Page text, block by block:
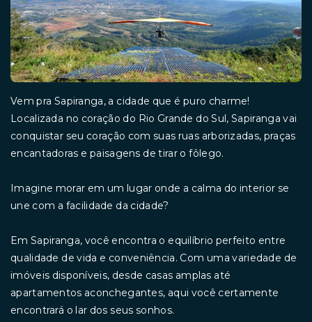
Vem pra Sapiranga, a cidade que é puro charme!
Localizada no coração do Rio Grande do Sul, Sapiranga vai
conquistar seu coração com suas ruas arborizadas, praças
encantadoras e paisagens de tirar o fôlego.
Imagine morar em um lugar onde a calma do interior se
une com a facilidade da cidade?
Em Sapiranga, você encontra o equilíbrio perfeito entre
qualidade de vida e conveniência. Com uma variedade de
imóveis disponíveis, desde casas amplas até
apartamentos aconchegantes, aqui você certamente
encontrará o lar dos seus sonhos.